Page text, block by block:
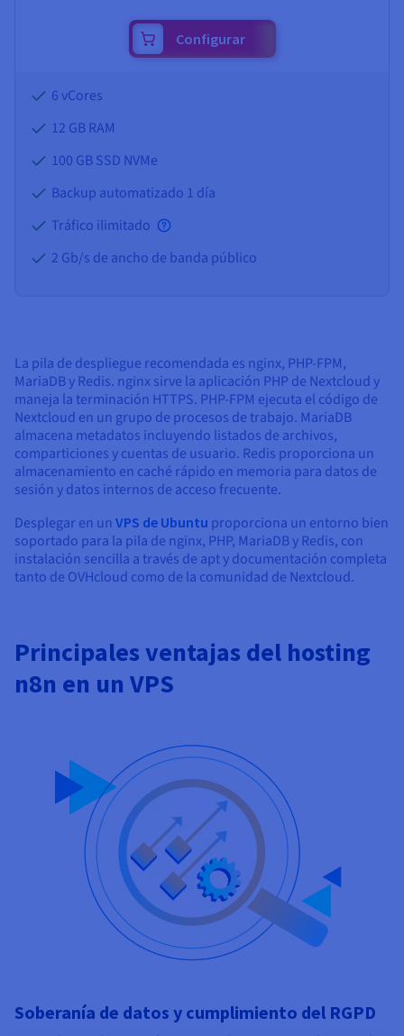
Configurar
6 vCores
12 GBRAM
100 GB SSD NVMe
Backup automatizado 1 día
Tráfico ilimitado
2 Gb/s de ancho de banda público
La pila de despliegue recomendada es nginx, PHP-FPM,
MariaDB y Redis. nginx sirve la aplicación PHP de Nextcloud y
maneja la terminación HTTPS. PHP-FPM ejecuta el código de
Nextcloud en un grupo de procesos de trabajo. MariaDB
almacena metadatos incluyendo listados de archivos,
comparticiones y cuentas de usuario. Redis proporciona un
almacenamiento en caché rápido en memoria para datos de
sesión y datos internos de acceso frecuente.
Desplegar en un VPS de Ubuntu proporciona un entorno bien
soportado para la pila de nginx, PHP, MariaDB y Redis, con
instalación sencilla a través de apt y documentación completa
tanto de OVHcloud como de la comunidad de Nextcloud.
Principales ventajas del hosting
n8n en un VPS
Soberanía de datos y cumplimiento del RGPD